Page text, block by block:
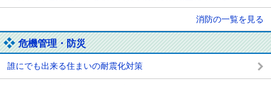
消防の一覧を見る
危機管理・防災
誰にでも出来る住まいの耐震化対策